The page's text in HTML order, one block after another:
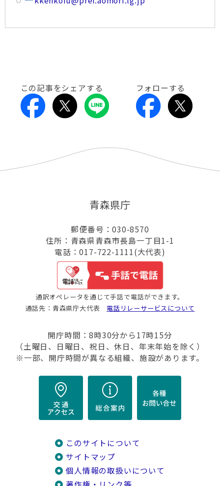
この記事をシェアする フォローする
青森県庁
郵便番号：030-8570
住所：青森県青森市長島一丁目1-1
電話：017-722-1111(大代表)
通訳オペレータを通じて手話で電話ができます。
通話先：青森県庁大代表 電話リレーサービスについて
開庁時間：8時30分から17時15分
（土曜日、日曜日、祝日、休日、年末年始を除く）
※一部、開庁時間が異なる組織、施設があります。
このサイトについて
サイトマップ
個人情報の取扱いについて